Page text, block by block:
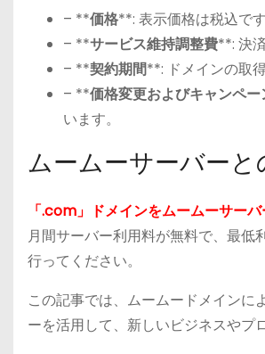
– **価格**: 表示価格は税込です
– **サービス維持調整費**: 決
– **契約期間**: ドメインの取
– **価格変更およびキャンペー
います。
ムームーサーバー
「.com」ドメインをムームーサー
月間サーバー利用料が無料で、最低
行ってください。
この記事では、ムームードメイン
ーを活用して、新しいビジネスやプ